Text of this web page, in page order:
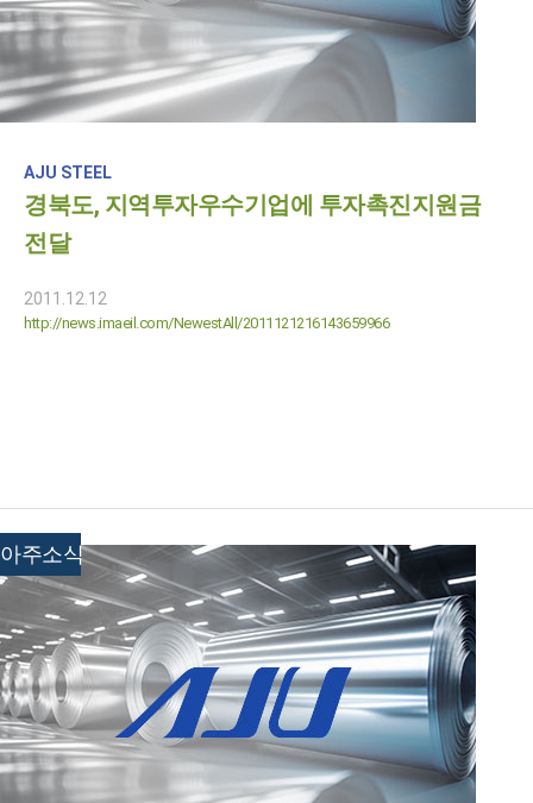
AJU STEEL
경북도, 지역투자우수기업에 투자촉진지원금
전달
2011.12.12
http://news.imaeil.com/NewestAll/2011121216143659966
아주소식